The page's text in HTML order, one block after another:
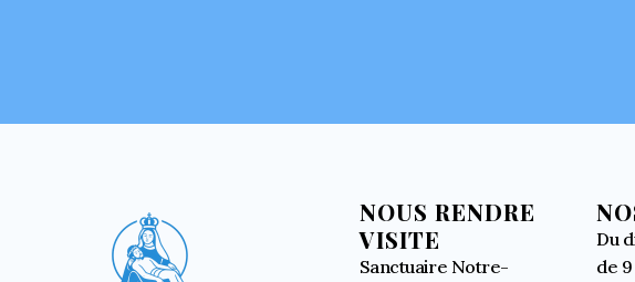
NOUS RENDRE
VISITE
Sanctuaire Notre-
Du
de 9